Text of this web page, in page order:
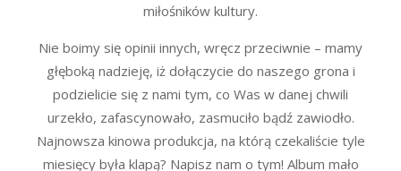
miłośników kultury.
Nie boimy się opinii innych, wręcz przeciwnie – mamy
głęboką nadzieję, iż dołączycie do naszego grona i
podzielicie się z nami tym, co Was w danej chwili
urzekło, zafascynowało, zasmuciło bądź zawiodło.
Najnowsza kinowa produkcja, na którą czekaliście tyle
miesięcy była klapą? Napisz nam o tym! Album mało